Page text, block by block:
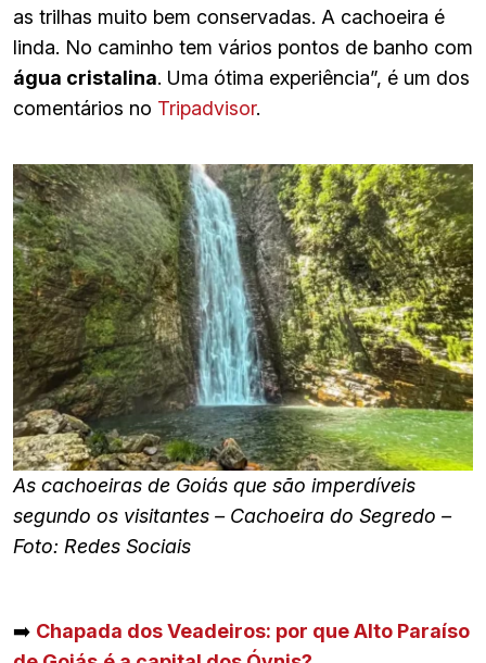
as trilhas muito bem conservadas. A cachoeira é
linda. No caminho tem vários pontos de banho com
água cristalina. Uma ótima experiência”, é um dos
comentários no Tripadvisor.
As cachoeiras de Goiás que são imperdíveis
segundo os visitantes – Cachoeira do Segredo –
Foto: Redes Sociais
➡️ Chapada dos Veadeiros: por que Alto Paraíso